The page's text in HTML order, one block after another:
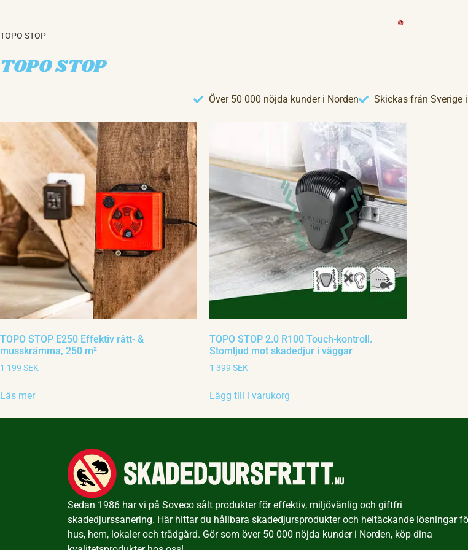
TOPO STOP
TOPO STOP
Över 50 000 nöjda kunder i Norden Skickas från Sverige
TOPO STOP E250 Effektiv rått- &
musskrämma, 250 m²
1 199 SEK
Läs mer
TOPO STOP 2.0 R100 Touch-kontroll.
Stomljud mot skadedjur i väggar
1 399 SEK
Lägg till i varukorg
Sedan 1986 har vi på Soveco sålt produkter för effektiv, miljövänlig och giftfri
skadedjurssanering. Här hittar du hållbara skadedjursprodukter och heltäckande lösningar
hus, hem, lokaler och trädgård. Gör som över 50 000 nöjda kunder i Norden, köp dina